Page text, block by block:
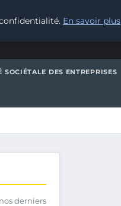
SOCIÉTALE DES ENTREPRISES
derniers
En savoir plus